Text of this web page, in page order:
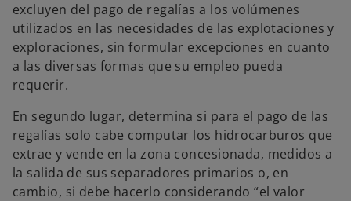
excluyen del pago de regalías a los volúmenes
utilizados en las necesidades de las explotaciones y
exploraciones, sin formular excepciones en cuanto
a las diversas formas que su empleo pueda
requerir.
En segundo lugar, determina si para el pago de las
regalías solo cabe computar los hidrocarburos que
extrae y vende en la zona concesionada, medidos a
la salida de sus separadores primarios o, en
cambio, si debe hacerlo considerando “el valor